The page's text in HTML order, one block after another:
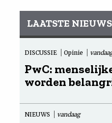
LAATSTE NIEUWS
DISCUSSIE Opinie
PwC:
worden
NIEUWS vandaag